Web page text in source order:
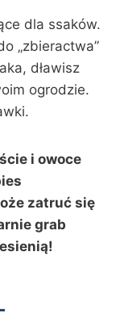
dla ssaków.
„zbieractwa”
dławisz
ogrodzie.
i owoce
zatruć się
grab